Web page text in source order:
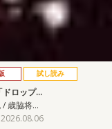
試し読み
ドロップ…
/ 歳脇将…